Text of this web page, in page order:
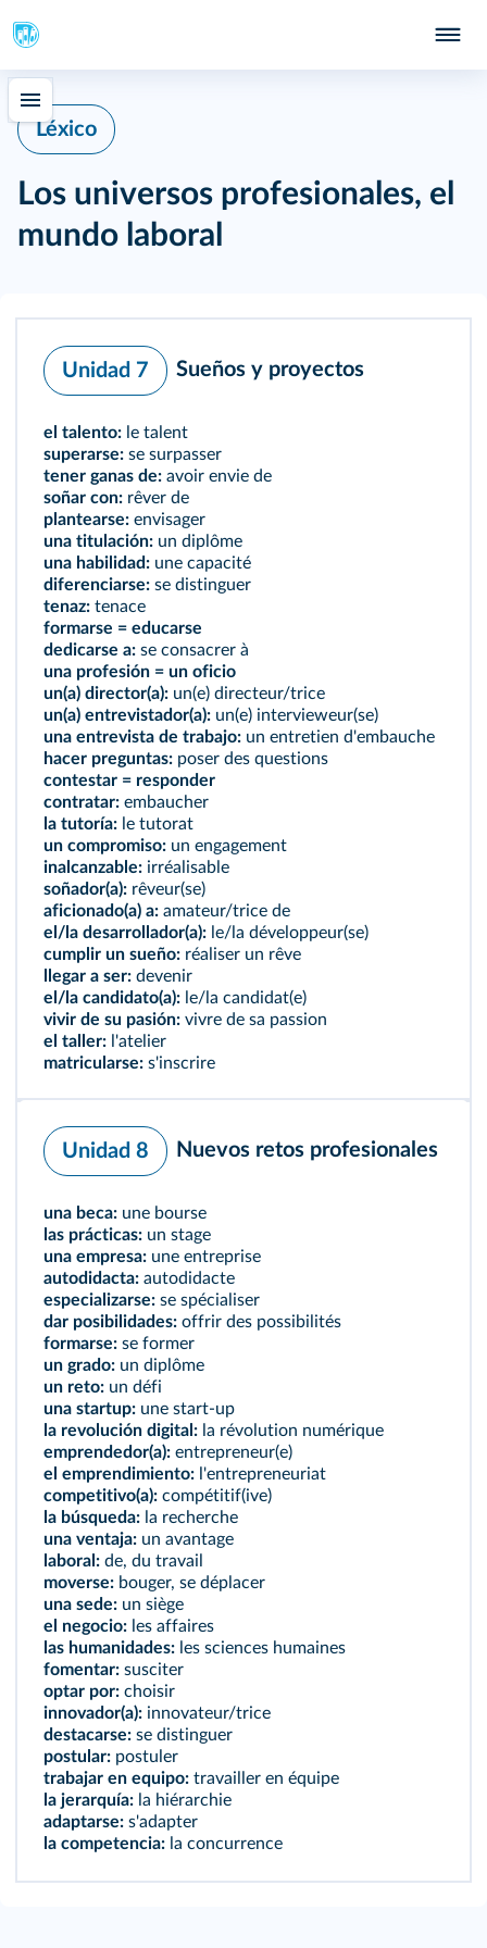
Léxico
Los universos profesionales, el
mundo laboral
Unidad 7 Sueños y proyectos
el talento: le talent
superarse: se surpasser
tener ganas de: avoir envie de
soñar con: rêver de
plantearse: envisager
una titulación: un diplôme
una habilidad: une capacité
diferenciarse: se distinguer
tenaz: tenace
formarse = educarse
dedicarse a: se consacrer à
una profesión = un oficio
un(a) director(a): un(e) directeur/trice
un(a) entrevistador(a): un(e) intervieweur(se)
una entrevista de trabajo: un entretien d'embauche
hacer preguntas: poser des questions
contestar = responder
contratar: embaucher
la tutoría: le tutorat
un compromiso: un engagement
inalcanzable: irréalisable
soñador(a): rêveur(se)
aficionado(a) a: amateur/trice de
el/la desarrollador(a): le/la développeur(se)
cumplir un sueño: réaliser un rêve
llegar a ser: devenir
el/la candidato(a): le/la candidat(e)
vivir de su pasión: vivre de sa passion
el taller: l'atelier
matricularse: s'inscrire
Unidad 8 Nuevos retos profesionales
una beca: une bourse
las prácticas: un stage
una empresa: une entreprise
autodidacta: autodidacte
especializarse: se spécialiser
dar posibilidades: offrir des possibilités
formarse: se former
un grado: un diplôme
un reto: un défi
una startup: une start-up
la revolución digital: la révolution numérique
emprendedor(a): entrepreneur(e)
el emprendimiento: l'entrepreneuriat
competitivo(a): compétitif(ive)
la búsqueda: la recherche
una ventaja: un avantage
laboral: de, du travail
moverse: bouger, se déplacer
una sede: un siège
el negocio: les affaires
las humanidades: les sciences humaines
fomentar: susciter
optar por: choisir
innovador(a): innovateur/trice
destacarse: se distinguer
postular: postuler
trabajar en equipo: travailler en équipe
la jerarquía: la hiérarchie
adaptarse: s'adapter
la competencia: la concurrence